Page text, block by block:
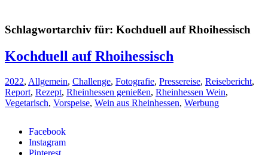
Facebook
Instagram
Pinterest
Schlagwortarchiv für: Kochduell auf Rhoihessisch
Kochduell auf Rhoihessisch
2022, Allgemein, Challenge, Fotografie, Pressereise, Reisebericht,
Report, Rezept, Rheinhessen genießen, Rheinhessen Wein,
Vegetarisch, Vorspeise, Wein aus Rheinhessen, Werbung